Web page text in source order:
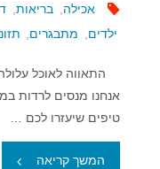
אכילה בריאות
ילדים
מתבגרים
התאווה לאוכל
אנחנו מנסים לרדות
טיפים שיעזרו לכם …
המשך קריאה "לרסן